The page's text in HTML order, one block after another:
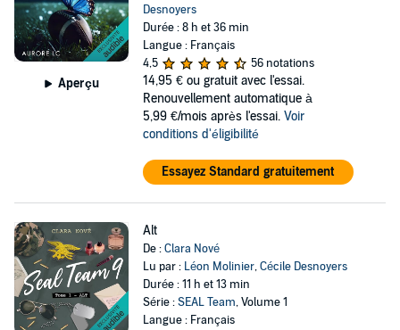
Aperçu
Desnoyers
Durée : 8 h et 36 min
Langue : Français
4,5
56 notations
14,95 € ou gratuit avec l'essai.
Renouvellement automatique à
5,99 €/mois après l'essai. Voir
conditions d'éligibilité
Essayez Standard gratuitement
Alt
De :Clara Nové
Lu par : Léon Molinier,Cécile Desnoyers
Durée : 11 h et 13 min
Série :SEAL Team, Volume 1
Langue : Français